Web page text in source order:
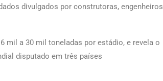
divulgados por construtoras, engenheiros
mil a 30 mil toneladas por estádio, e revela o
disputado em três países